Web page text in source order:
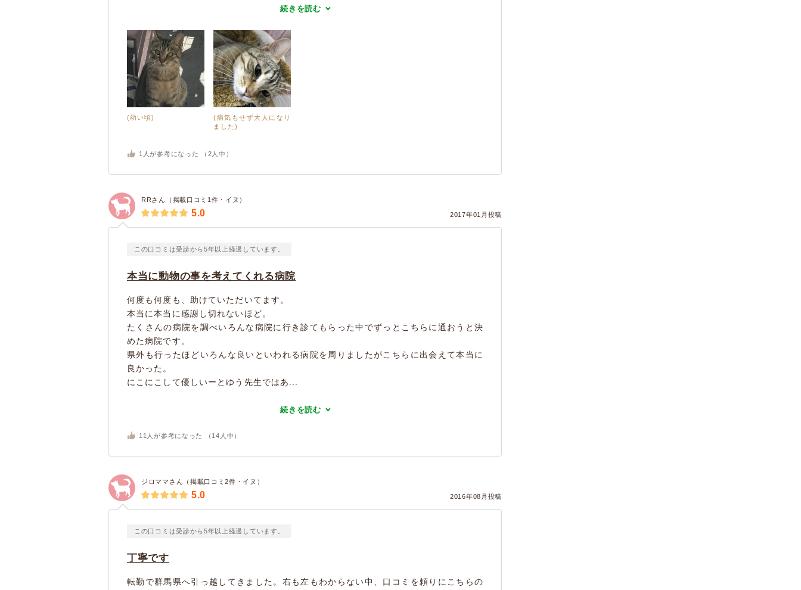
続きを読む
(幼い頃)
(病気もせず大人になり
ました)
1 人が参考になった （ 2 人中）
RRさん（掲載口コミ1件・イヌ）
2017年01月投稿
5.0
この口コミは受診から5年以上経過しています。
本当に動物の事を考えてくれる病院
何度も何度も、助けていただいてます。
本当に本当に感謝し切れないほど。
たくさんの病院を調べいろんな病院に行き診てもらった中でずっとこちらに通おうと決
めた病院です。
県外も行ったほどいろんな良いといわれる病院を周りましたがこちらに出会えて本当に
良かった。
にこにこして優しいーとゆう先生ではあ...
続きを読む
11 人が参考になった （ 14 人中）
ジロママさん（掲載口コミ2件・イヌ）
2016年08月投稿
5.0
この口コミは受診から5年以上経過しています。
丁寧です
転勤で群馬県へ引っ越してきました。右も左もわからない中、口コミを頼りにこちらの